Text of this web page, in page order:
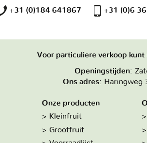
+31 (0)184 641867 +31 (0)6
Voor particuliere verkoop
Openingstijden:
Ons adres: Haringweg
Onze producten
Kleinfruit
Grootfruit